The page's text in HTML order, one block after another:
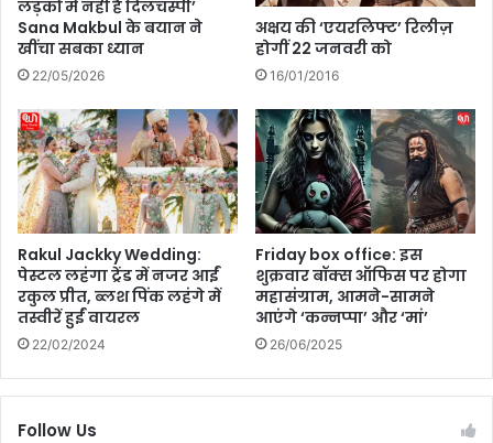
र
र
त
य
लड़कों में नहीं है दिलचस्पी’
Sana Makbul के बयान ने
खींचा सबका ध्यान
22/05/2026
अक्षय की ‘एयरलिफ्ट’ रिलीज़
होगीं 22 जनवरी को
16/01/2016
Rakul Jackky Wedding:
पेस्टल लहंगा ट्रेंड में नजर आईं
रकुल प्रीत, ब्लश पिंक लहंगे में
तस्वीरें हुईं वायरल
22/02/2024
Friday box office: इस
शुक्रवार बॉक्स ऑफिस पर होगा
महासंग्राम, आमने-सामने
आएंगे ‘कन्नप्पा’ और ‘मां’
26/06/2025
Follow Us